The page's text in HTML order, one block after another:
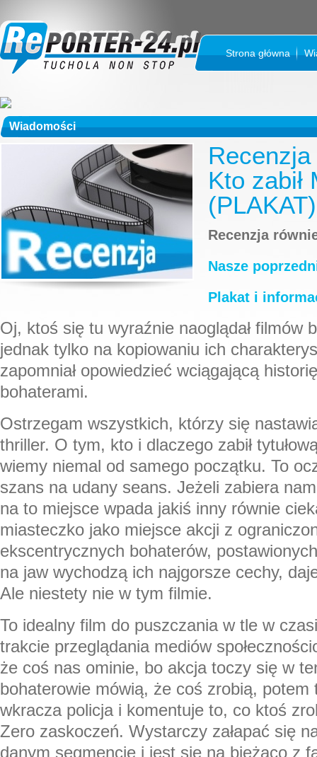
Strona główna
Wiadomości
Kto zabił
(PLAKAT)
Recenzja
Nasze
Plakat i
Oj, ktoś się tu wyraźnie naoglądał filmów
jednak tylko na kopiowaniu ich
zapomniał opowiedzieć wciągającą
bohaterami.
Ostrzegam wszystkich, którzy się
thriller. O tym, kto i dlaczego zabił
wiemy niemal od samego początku. To
szans na udany seans. Jeżeli zabiera
na to miejsce wpada jakiś inny równie
miasteczko jako miejsce akcji z
ekscentrycznych bohaterów,
na jaw wychodzą ich najgorsze cechy,
Ale niestety nie w tym filmie.
To idealny film do puszczania w tle w
trakcie przeglądania mediów
że coś nas ominie, bo akcja toczy się w
bohaterowie mówią, że coś zrobią, potem
wkracza policja i komentuje to, co ktoś
Zero zaskoczeń. Wystarczy załapać się
danym segmencie i jest się na bieżąco z